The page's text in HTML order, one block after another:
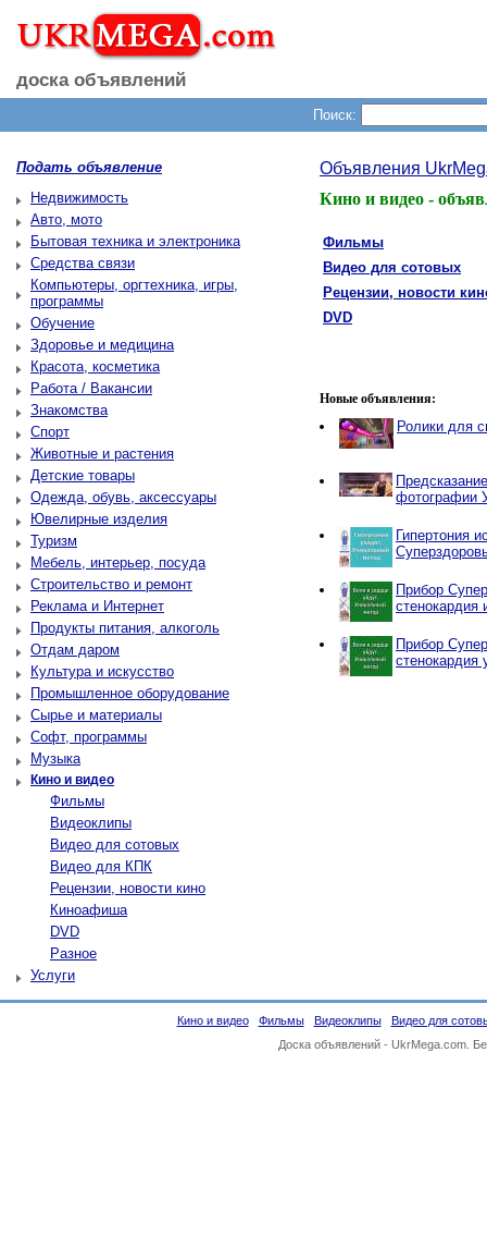
доска объявлений
Поиск:
Подать объявление
Недвижимость
Авто, мото
Бытовая техника и электроника
Средства связи
Компьютеры, оргтехника, игры,
программы
Обучение
Здоровье и медицина
Красота, косметика
Работа / Вакансии
Знакомства
Спорт
Животные и растения
Детские товары
Одежда, обувь, аксессуары
Ювелирные изделия
Туризм
Мебель, интерьер, посуда
Строительство и ремонт
Реклама и Интернет
Продукты питания, алкоголь
Отдам даром
Культура и искусство
Промышленное оборудование
Сырье и материалы
Софт, программы
Музыка
Кино и видео
Фильмы
Видеоклипы
Видео для сотовых
Видео для КПК
Рецензии, новости кино
Киноафиша
DVD
Разное
Услуги
Объявления
Кино и видео -
Фильмы
Видео для сотовых
Рецензии, новости
DVD
Новые объявления:
Ролики для
фотографии
Гипертония
Прибор
стенокардия
Прибор
стенокардия
Кино и видео Фильмы Видеоклипы
Видео для
Доска объявлений - UkrMega.com.